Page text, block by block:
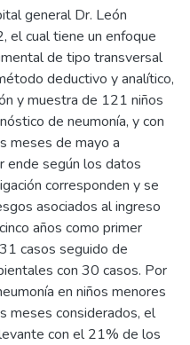
general Dr. León
el cual tiene un enfoque
de tipo transversal
deductivo y analítico,
y muestra de 121 niños
de neumonía, y con
meses de mayo a
ende según los datos
corresponden y se
asociados al ingreso
años como primer
casos seguido de
con 30 casos. Por
en niños menores
meses considerados, el
con el 21% de los